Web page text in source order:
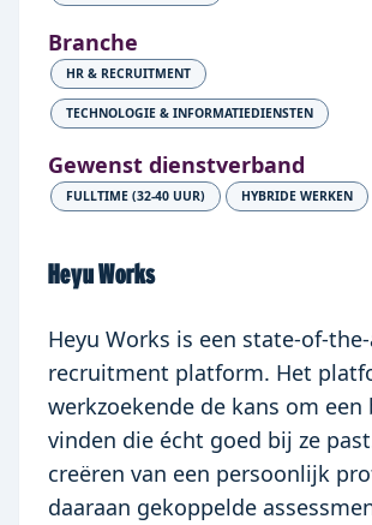
Branche
HR & RECRUITMENT
TECHNOLOGIE & INFORMATIEDIENSTEN
Gewenst dienstverband
FULLTIME (32-40 UUR) HYBRIDE WERKEN
Heyu Works
Heyu Works is een state-of-
recruitment platform. Het
werkzoekende de kans om een
vinden die écht goed bij ze
creëren van een persoonlijk
daaraan gekoppelde